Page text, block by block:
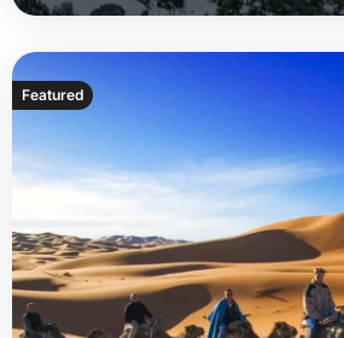
Featured